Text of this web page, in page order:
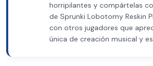
horripilantes y compártelas
de Sprunki Lobotomy Reskin
con otros jugadores que
única de creación musical y